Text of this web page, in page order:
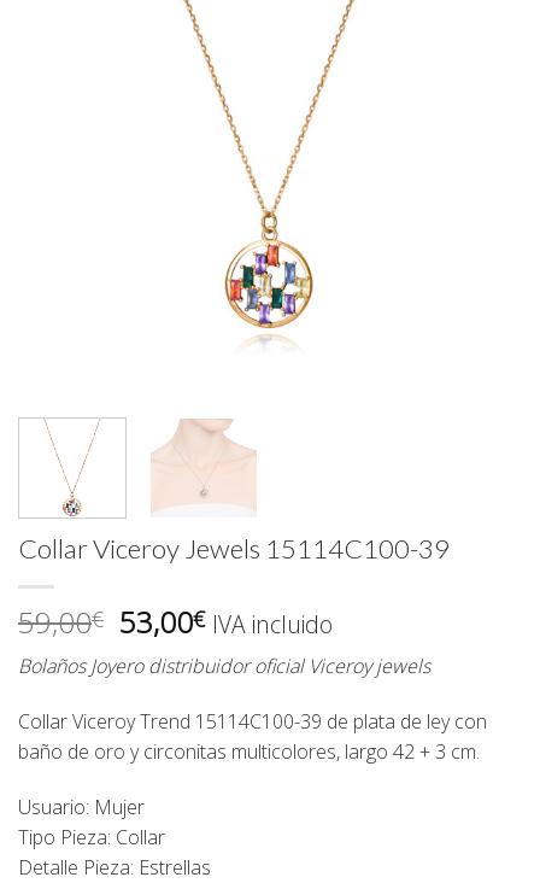
Collar Viceroy Jewels 15114C100-39
59,00€ El
precio
original
era:
59,00€.
53,00€El
precio
actual
es:
53,00€.
IVA incluido
Bolaños Joyero distribuidor oficial Viceroy jewels
Collar Viceroy Trend 15114C100-39 de plata de ley con
baño de oro y circonitas multicolores, largo 42 + 3 cm.
Usuario: Mujer
Tipo Pieza: Collar
Detalle Pieza: Estrellas